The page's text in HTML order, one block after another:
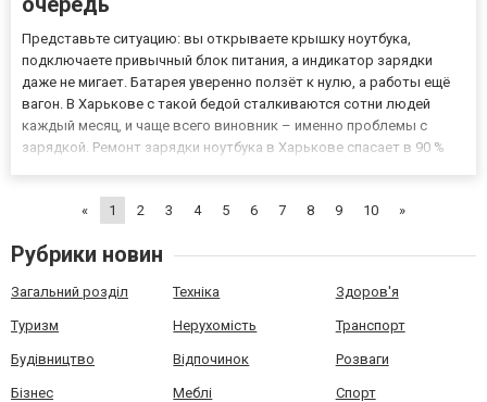
Представьте ситуацию: вы открываете крышку ноутбука,
подключаете привычный блок питания, а индикатор зарядки
даже не мигает. Батарея уверенно ползёт к нулю, а работы ещё
вагон. В Харькове с такой бедой сталкиваются сотни людей
каждый месяц, и чаще всего виновник – именно проблемы с
зарядкой. Ремонт зарядки ноутбука в Харькове спасает в 90 %
«
1 2 3 4 5 6 7 8 9 10 »
Рубрики новин
Загальний розділ Техніка Здоров'я
Туризм Нерухомість Транспорт
Будівництво Відпочинок Розваги
Бізнес Меблі Спорт